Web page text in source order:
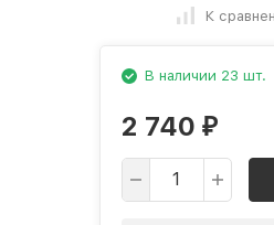
К
В наличии 23 шт.
2 740 ₽